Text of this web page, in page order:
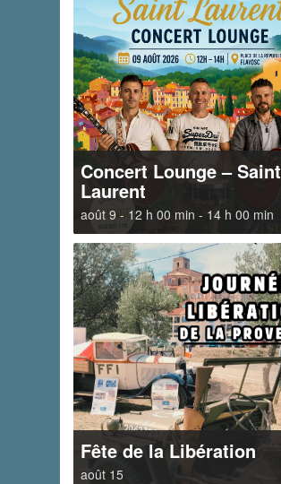
Concert Lounge – Saint
Laurent
août 9 - 12 h 00 min - 14 h 00 min
Fête de la Libération
août 15